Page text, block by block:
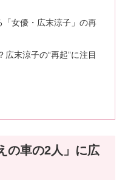
「女優・広末涼子」の再
末涼子の“再起”に注目
の車の2人」に広